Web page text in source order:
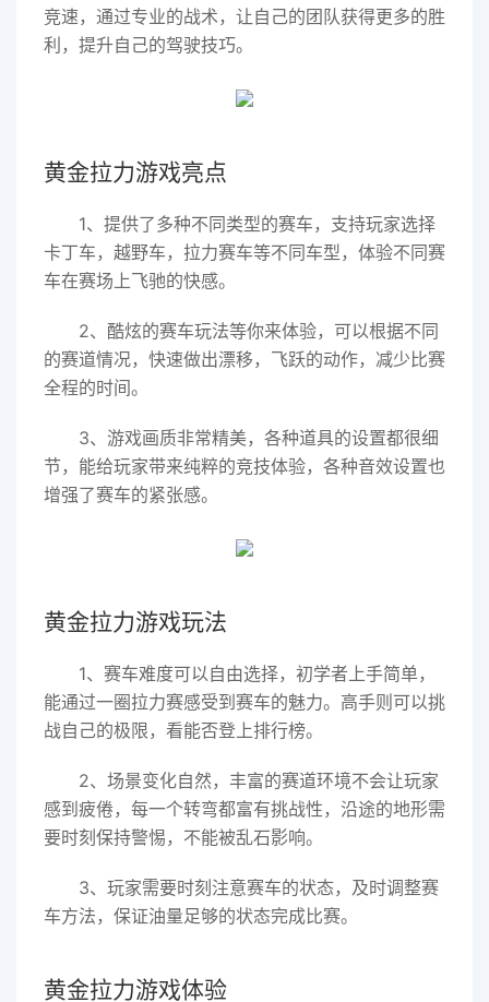
竞速，通过专业的战术，让自己的团队获得更多的胜
利，提升自己的驾驶技巧。
黄金拉力游戏亮点
1、提供了多种不同类型的赛车，支持玩家选择
卡丁车，越野车，拉力赛车等不同车型，体验不同赛
车在赛场上飞驰的快感。
2、酷炫的赛车玩法等你来体验，可以根据不同
的赛道情况，快速做出漂移，飞跃的动作，减少比赛
全程的时间。
3、游戏画质非常精美，各种道具的设置都很细
节，能给玩家带来纯粹的竞技体验，各种音效设置也
增强了赛车的紧张感。
黄金拉力游戏玩法
1、赛车难度可以自由选择，初学者上手简单，
能通过一圈拉力赛感受到赛车的魅力。高手则可以挑
战自己的极限，看能否登上排行榜。
2、场景变化自然，丰富的赛道环境不会让玩家
感到疲倦，每一个转弯都富有挑战性，沿途的地形需
要时刻保持警惕，不能被乱石影响。
3、玩家需要时刻注意赛车的状态，及时调整赛
车方法，保证油量足够的状态完成比赛。
黄金拉力游戏体验